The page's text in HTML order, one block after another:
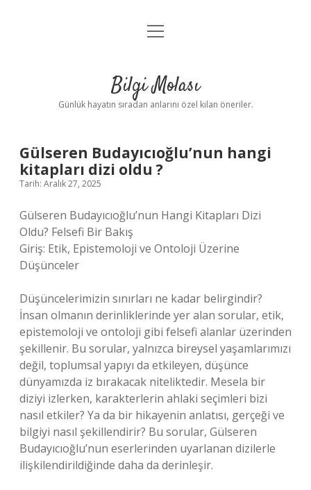
Anasayfa
Yasal Uyarı
menüyü
Bilgi Molası
Günlük hayatın sıradan anlarını özel kılan öneriler.
Gülseren Budayıcıoğlu’nun hangi
kitapları dizi oldu ?
Tarih: Aralık 27, 2025
Gülseren Budayıcıoğlu’nun Hangi Kitapları Dizi
Oldu? Felsefi Bir Bakış
Giriş: Etik, Epistemoloji ve Ontoloji Üzerine
Düşünceler
Düşüncelerimizin sınırları ne kadar belirgindir?
İnsan olmanın derinliklerinde yer alan sorular, etik,
epistemoloji ve ontoloji gibi felsefi alanlar üzerinden
şekillenir. Bu sorular, yalnızca bireysel yaşamlarımızı
değil, toplumsal yapıyı da etkileyen, düşünce
dünyamızda iz bırakacak niteliktedir. Mesela bir
diziyi izlerken, karakterlerin ahlaki seçimleri bizi
nasıl etkiler? Ya da bir hikayenin anlatısı, gerçeği ve
bilgiyi nasıl şekillendirir? Bu sorular, Gülseren
Budayıcıoğlu’nun eserlerinden uyarlanan dizilerle
ilişkilendirildiğinde daha da derinleşir.